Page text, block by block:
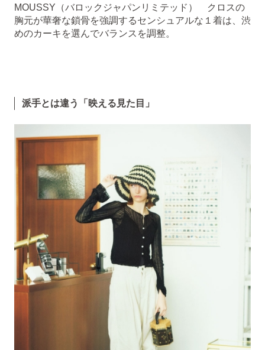
MOUSSY（バロックジャパンリミテッド） クロスの
胸元が華奢な鎖骨を強調するセンシュアルな１着は、渋
めのカーキを選んでバランスを調整。
派手とは違う「映える見た目」